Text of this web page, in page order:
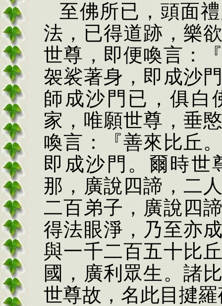
至佛所已，頭面
法，已得道跡，樂
世尊，即便喚言：
袈裟著身，即成沙
師成沙門已，俱白
家，唯願世尊，垂
喚言：『善來比丘
即成沙門。爾時世
那，廣說四諦，二
二百弟子，廣說四
得法眼淨，乃至亦
與一千二百五十比
國，廣利眾生。諸
世尊故，名此目揵